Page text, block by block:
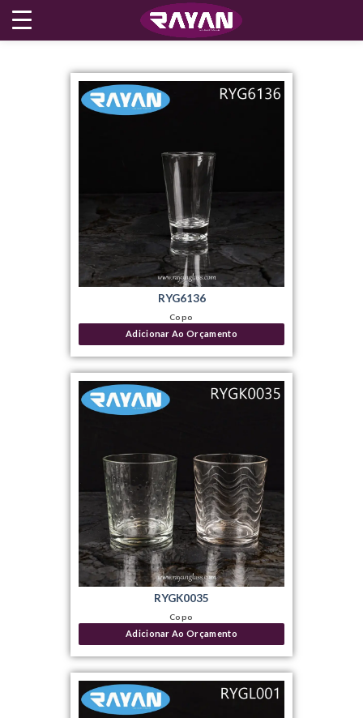
Copo
RYG6136
Adicionar Ao Orçamento
Copo
RYGK0035
Adicionar Ao Orçamento